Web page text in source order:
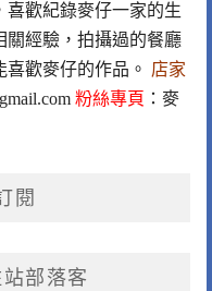
喜歡紀錄麥仔一家的生
關經驗，拍攝過的餐廳
歡麥仔的作品。 店家
粉絲專頁 ： 麥
閱
部落客